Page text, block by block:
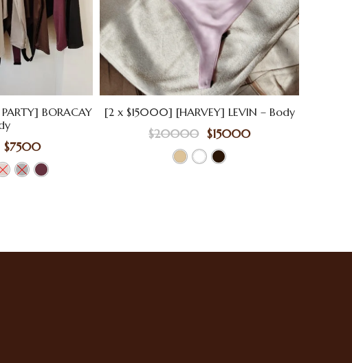
BORACAY
$7500
[2 x $15000] [HARVEY] LEVIN – Body
$20000 $15000